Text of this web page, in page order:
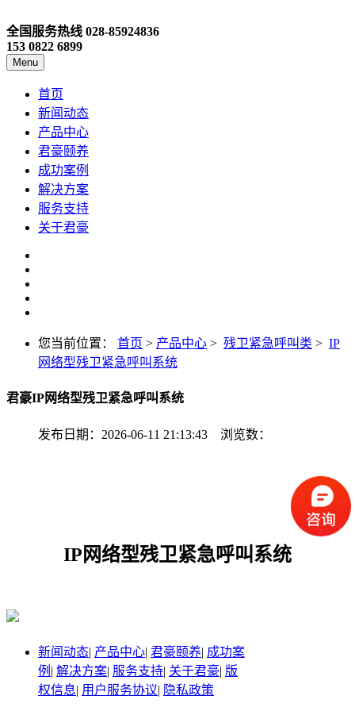
全国服务热线 028-85924836
153 0822 6899
Menu
首页
新闻动态
产品中心
君豪颐养
成功案例
解决方案
服务支持
关于君豪
您当前位置： 首页 > 产品中心 > 残卫紧急呼叫类 > IP
网络型残卫紧急呼叫系统
君豪IP网络型残卫紧急呼叫系统
发布日期：2026-06-11 21:13:43 浏览数：
IP网络型残卫紧急呼叫系统
新闻动态| 产品中心| 君豪颐养| 成功案
例 | 解决方案| 服务支持| 关于君豪| 版
权信息| 用户服务协议| 隐私政策